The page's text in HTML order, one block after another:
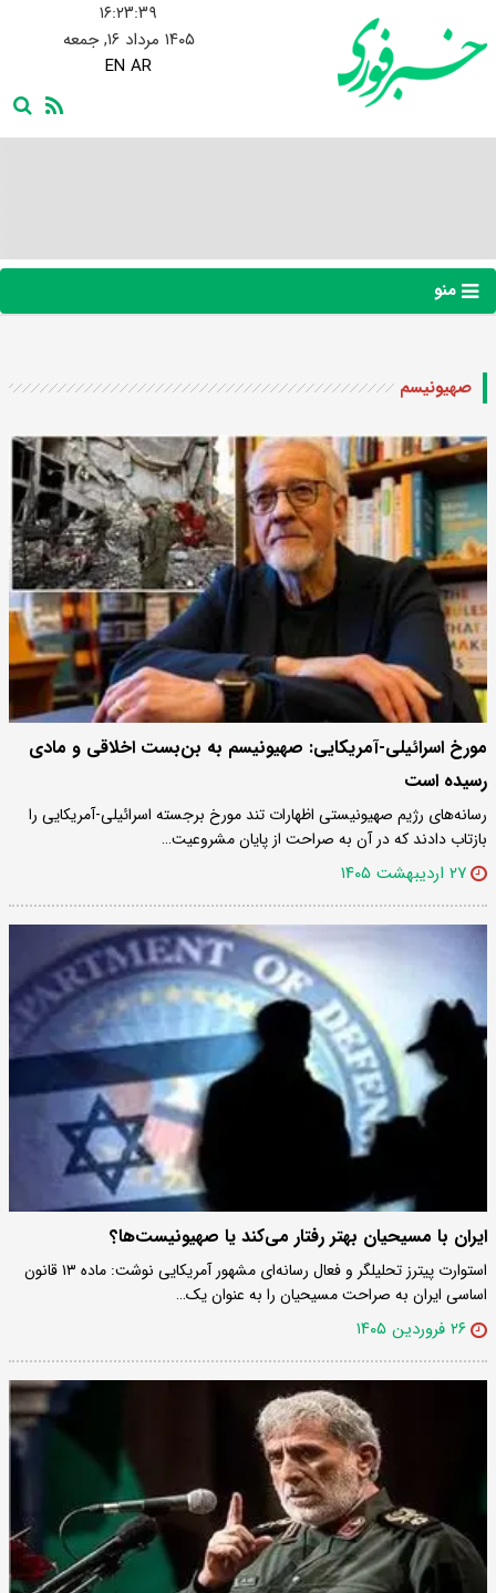
۱۶:۲۳:۴۰
۱۴۰۵ مرداد ۱۶, جمعه
EN AR
منو
صهیونیسم
مورخ اسرائیلی-آمریکایی: صهیونیسم به بن‌بست اخلاقی و مادی
رسیده است
رسانه‌های رژیم صهیونیستی اظهارات تند مورخ برجسته اسرائیلی-آمریکایی را
بازتاب دادند که در آن به صراحت از پایان مشروعیت…
۲۷ اردیبهشت ۱۴۰۵
ایران با مسیحیان بهتر رفتار می‌کند یا صهیونیست‌ها؟‌
استوارت پیترز تحلیلگر و فعال رسانه‌ای مشهور آمریکایی نوشت: ماده ۱۳ قانون
اساسی ایران به صراحت مسیحیان را به عنوان یک…
۲۶ فروردین ۱۴۰۵